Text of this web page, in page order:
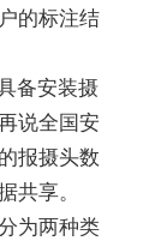
的标注结
备安装摄
说全国安
报摄头数
共享。
为两种类